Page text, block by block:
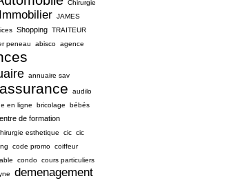
Chirurgie
Immobilier JAMES
Shopping TRAITEUR
peneau abisco agence
annuaire sav
assurance audilo
en ligne bricolage
bébés
de formation
esthetique cic cic
code promo coiffeur
condo cours particuliers
demenagement